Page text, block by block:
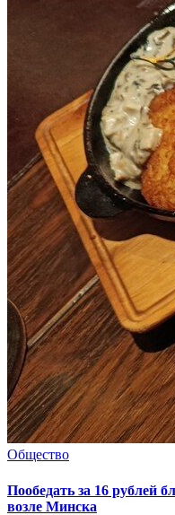
Общество
Пообедать за 16 рублей
возле Минска